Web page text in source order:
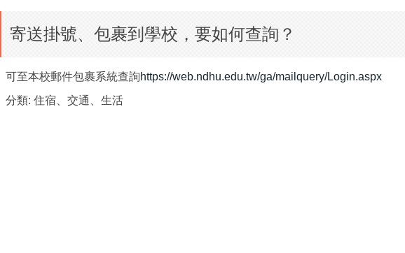
寄送掛號、包裹到學校，要如何查詢？
可至本校郵件包裹系統查詢https://web.ndhu.edu.tw/ga/mailquery/Login.aspx
分類: 住宿、交通、生活